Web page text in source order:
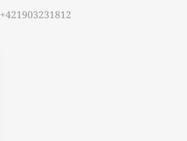
+421903231812